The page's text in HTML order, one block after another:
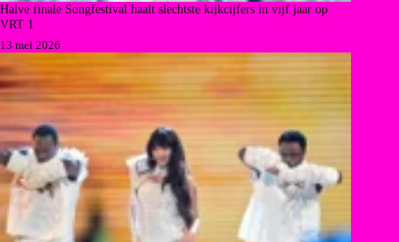
Halve finale Songfestival haalt slechtste kijkcijfers in vijf jaar op
VRT 1
13 mei 2026